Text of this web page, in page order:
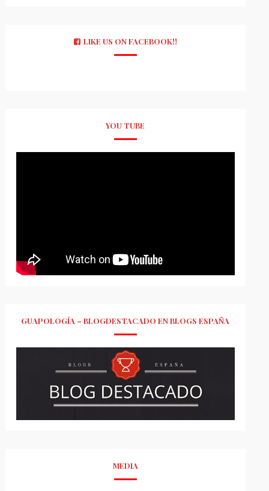
LIKE US ON FACEBOOK!!
YOU TUBE
GUAPOLOGÍA – BLOGDESTACADO EN BLOGS ESPAÑA
MEDIA